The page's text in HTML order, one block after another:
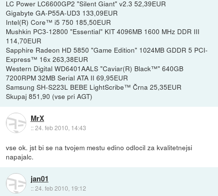
LC Power LC6600GP2 "Silent Giant" v2.3 52,39EUR
Gigabyte GA-P55A-UD3 133,09EUR
Intel(R) Core™ i5 750 185,50EUR
Mushkin PC3-12800 "Essential" KIT 4096MB 1600 MHz DDR III
114,70EUR
Sapphire Radeon HD 5850 "Game Edition" 1024MB GDDR 5 PCI-
Express™ 16x 263,38EUR
Western Digital WD6401AALS "Caviar(R) Black™" 640GB
7200RPM 32MB Serial ATA II 69,95EUR
Samsung SH-S223L BEBE LightScribe™ Črna 25,35EUR
Skupaj 851,90 (vse pri AGT)
MrX
::24. feb 2010, 14:43
vse ok. jst bi se na tvojem mestu edino odlocil za kvalitetnejsi
napajalc.
jan01
::24. feb 2010, 19:12